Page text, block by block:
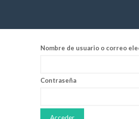
Nombre de usuario o correo
Contraseña